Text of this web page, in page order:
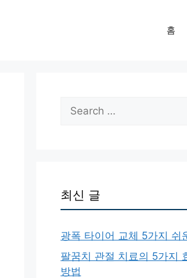
홈
Search
for:
최신 글
광폭 타이어 교체 5가지 쉬
팔꿈치 관절 치료의 5가지
방법